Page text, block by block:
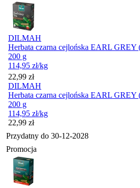
DILMAH
Herbata czarna cejlońska EARL GREY
200 g
114,95 zł/kg
Cena
22,99 zł
DILMAH
Herbata czarna cejlońska EARL GREY
200 g
114,95 zł/kg
Cena
22,99 zł
Przydatny do 30-12-2028
Promocja